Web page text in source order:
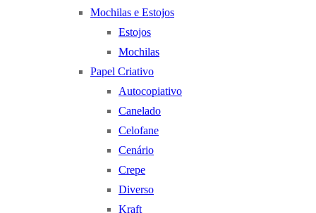
Mochilas e Estojos
Estojos
Mochilas
Papel Criativo
Autocopiativo
Canelado
Celofane
Cenário
Crepe
Diverso
Kraft